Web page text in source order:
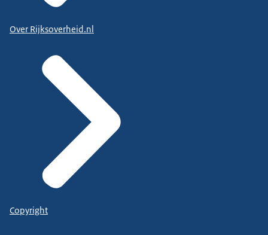
Over Rijksoverheid.nl
Copyright